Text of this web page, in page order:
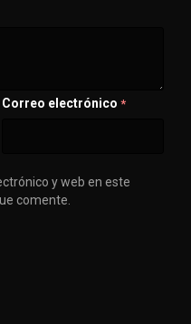
Correo electrónico *
y web en este
comente.